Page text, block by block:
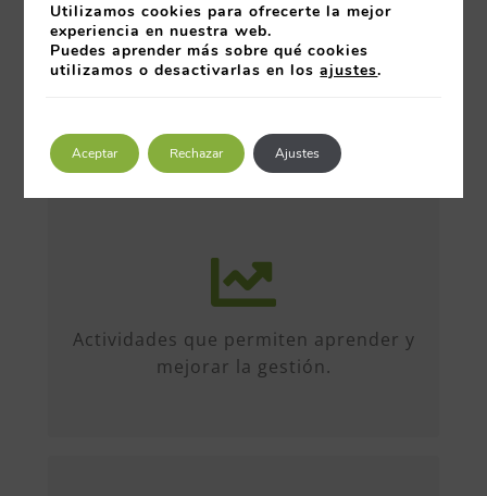
Actividades que permiten aprender y
mejorar la gestión.
Más de 50 iniciativas anuales de
formato diverso, sobre múltiples
formación, etc...
Utilizamos cookies para ofrecerte la mejor
experiencia en nuestra web.
Puedes aprender más sobre qué cookies
utilizamos o desactivarlas en losajustes.
Aceptar Rechazar Ajustes